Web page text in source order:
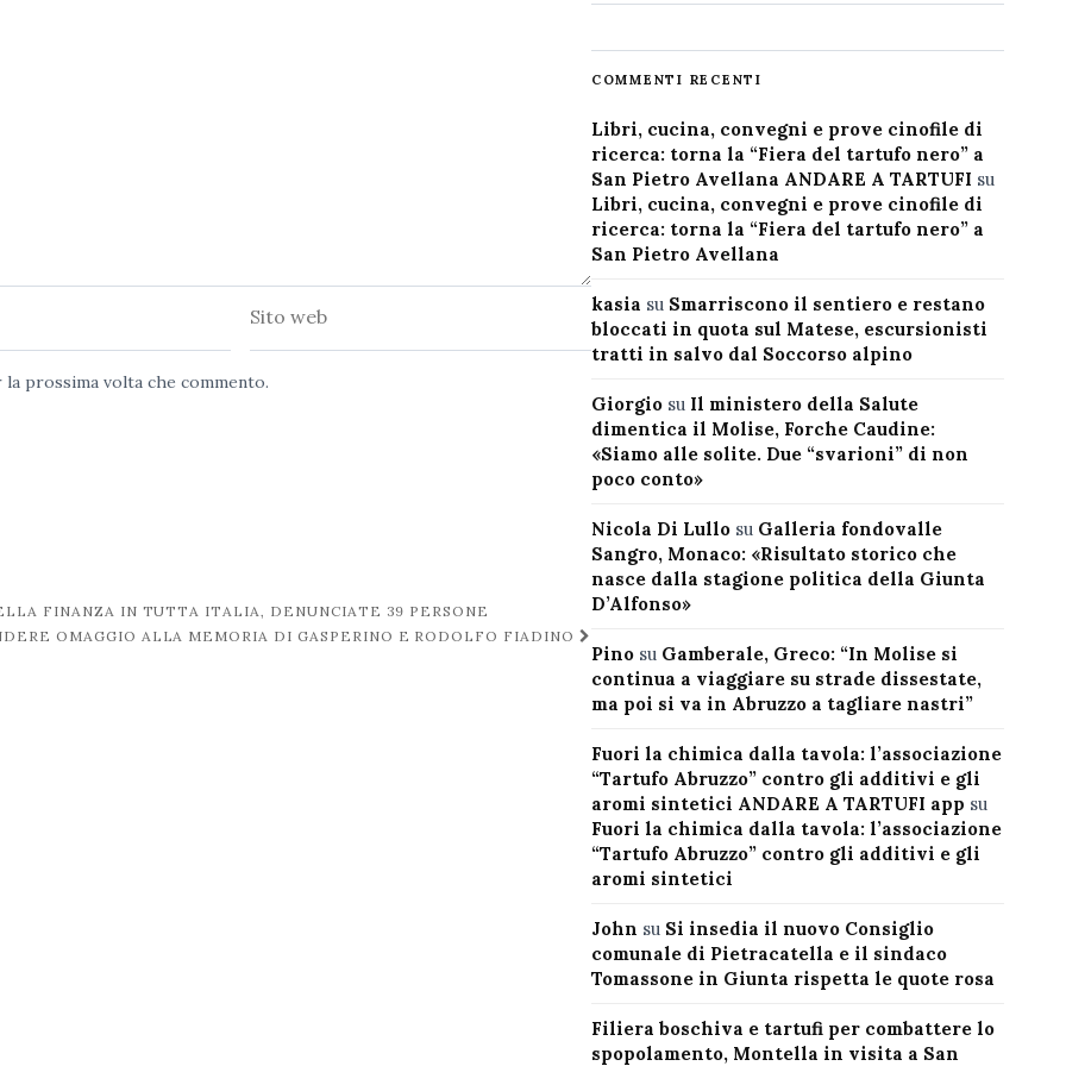
prossima volta che commento.
FINANZA IN TUTTA ITALIA, DENUNCIATE 39 PERSONE
OMAGGIO ALLA MEMORIA DI GASPERINO E RODOLFO FIADINO
COMMENTI RECENTI
Libri, cucina, convegni e prove cinofile di
ricerca: torna la “Fiera del tartufo nero” a
San Pietro Avellana ANDARE A TARTUFI su
Libri, cucina, convegni e prove cinofile di
ricerca: torna la “Fiera del tartufo nero” a
San Pietro Avellana
kasia su Smarriscono il sentiero e restano
bloccati in quota sul Matese, escursionisti
tratti in salvo dal Soccorso alpino
Giorgiosu Il ministero della Salute
dimentica il Molise, Forche Caudine:
«Siamo alle solite. Due “svarioni” di non
poco conto»
Nicola Di Lullosu Galleria fondovalle
Sangro, Monaco: «Risultato storico che
nasce dalla stagione politica della Giunta
D’Alfonso»
Pinosu Gamberale, Greco: “In Molise si
continua a viaggiare su strade dissestate,
ma poi si va in Abruzzo a tagliare nastri”
Fuori la chimica dalla tavola: l’associazione
“Tartufo Abruzzo” contro gli additivi e gli
aromi sintetici ANDARE A TARTUFI app su
Fuori la chimica dalla tavola: l’associazione
“Tartufo Abruzzo” contro gli additivi e gli
aromi sintetici
John su Si insedia il nuovo Consiglio
comunale di Pietracatella e il sindaco
Tomassone in Giunta rispetta le quote rosa
Filiera boschiva e tartufi per combattere lo
spopolamento, Montella in visita a San